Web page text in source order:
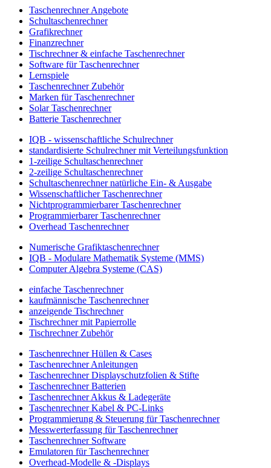
Taschenrechner Angebote
Schultaschenrechner
Grafikrechner
Finanzrechner
Tischrechner & einfache Taschenrechner
Software für Taschenrechner
Lernspiele
Taschenrechner Zubehör
Marken für Taschenrechner
Solar Taschenrechner
Batterie Taschenrechner
IQB - wissenschaftliche Schulrechner
standardisierte Schulrechner mit Verteilungsfunktion
1-zeilige Schultaschenrechner
2-zeilige Schultaschenrechner
Schultaschenrechner natürliche Ein- & Ausgabe
Wissenschaftlicher Taschenrechner
Nichtprogrammierbarer Taschenrechner
Programmierbarer Taschenrechner
Overhead Taschenrechner
Numerische Grafiktaschenrechner
IQB - Modulare Mathematik Systeme (MMS)
Computer Algebra Systeme (CAS)
einfache Taschenrechner
kaufmännische Taschenrechner
anzeigende Tischrechner
Tischrechner mit Papierrolle
Tischrechner Zubehör
Taschenrechner Hüllen & Cases
Taschenrechner Anleitungen
Taschenrechner Displayschutzfolien & Stifte
Taschenrechner Batterien
Taschenrechner Akkus & Ladegeräte
Taschenrechner Kabel & PC-Links
Programmierung & Steuerung für Taschenrechner
Messwerterfassung für Taschenrechner
Taschenrechner Software
Emulatoren für Taschenrechner
Overhead-Modelle & -Displays